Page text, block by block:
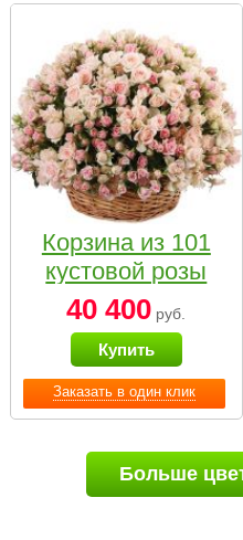
Заказать в один клик
Корзина из 101
кустовой розы
нежных тонов
40 400 руб.
Купить
Больше